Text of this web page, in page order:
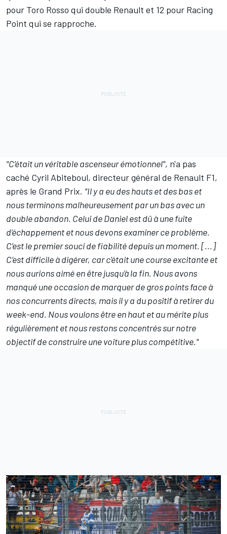
pour Toro Rosso qui double Renault et 12 pour Racing
Point qui se rapproche.
"C’était un véritable ascenseur émotionnel", n'a pas
caché Cyril Abiteboul, directeur général de Renault F1,
après le Grand Prix. "Il y a eu des hauts et des bas et
nous terminons malheureusement par un bas avec un
double abandon. Celui de Daniel est dû à une fuite
d’échappement et nous devons examiner ce problème.
C’est le premier souci de fiabilité depuis un moment. [...]
C’est difficile à digérer, car c’était une course excitante et
nous aurions aimé en être jusqu’à la fin. Nous avons
manqué une occasion de marquer de gros points face à
nos concurrents directs, mais il y a du positif à retirer du
week-end. Nous voulons être en haut et au mérite plus
régulièrement et nous restons concentrés sur notre
objectif de construire une voiture plus compétitive."